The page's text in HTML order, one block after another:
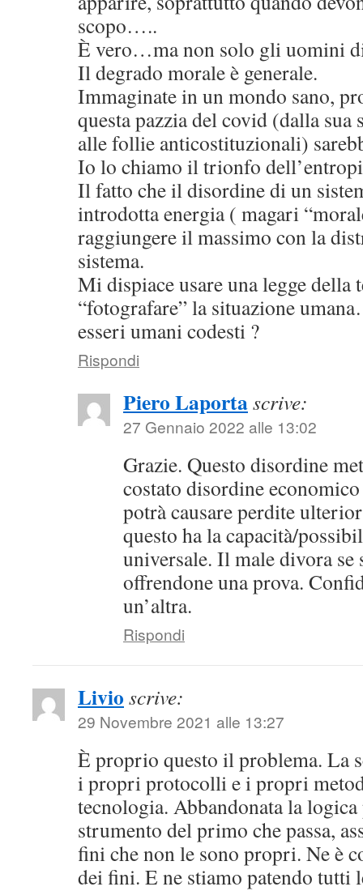
scopo…..
È vero…ma non solo gli uomini
Il degrado morale è generale.
Immaginate in un mondo sano,
questa pazzia del covid (dalla
alle follie anticostituzionali)
Io lo chiamo il trionfo
Il fatto che il disordine di un
introdotta energia ( magari
raggiungere il massimo con la
sistema.
Mi dispiace usare una legge della
“fotografare” la situazione
esseri umani codesti ?
Rispondi
Piero Laportascrive:
27 Gennaio 2022 alle 13:02
Grazie. Questo disordine
costato disordine
potrà causare perdite
questo ha la capacità/
universale. Il male divora se
offrendone una prova.
un’altra.
Rispondi
Livio scrive:
29 Novembre 2021 alle 13:27
È proprio questo il problema. La
i propri protocolli e i propri
tecnologia. Abbandonata la
strumento del primo che passa,
fini che non le sono propri. Ne è
dei fini. E ne stiamo patendo tutti